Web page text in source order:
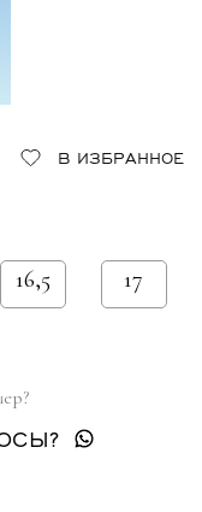
В ИЗБРАННОЕ
16,5 17